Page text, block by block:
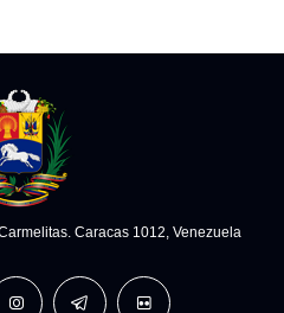
Caracas 1012, Venezuela